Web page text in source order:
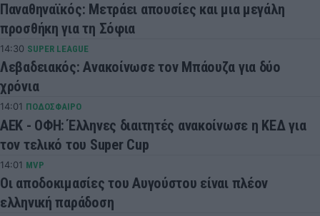
Παναθηναϊκός: Μετράει απουσίες και μια μεγάλη
προσθήκη για τη Σόφια
14:30 SUPER LEAGUE
Λεβαδειακός: Ανακοίνωσε τον Μπάουζα για δύο
χρόνια
14:01 ΠΟΔΟΣΦΑΙΡΟ
ΑΕΚ - ΟΦΗ: Έλληνες διαιτητές ανακοίνωσε η ΚΕΔ για
τον τελικό του Super Cup
14:01 MVP
Οι αποδοκιμασίες του Αυγούστου είναι πλέον
ελληνική παράδοση